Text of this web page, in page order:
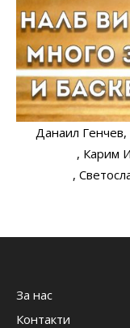
Данаил Генчев
, Карим
,
За нас
Контакти